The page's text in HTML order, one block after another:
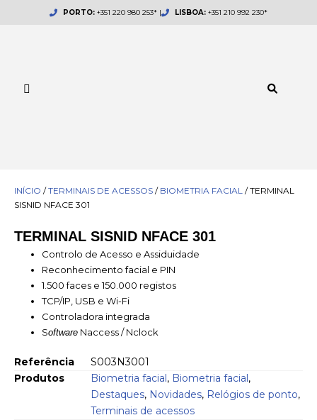
PORTO: +351 220 980 253* | LISBOA:+351 210 992 230*
INÍCIO /TERMINAIS DE ACESSOS / BIOMETRIA FACIAL / TERMINAL
SISNID NFACE 301
TERMINAL SISNID NFACE 301
Controlo de Acesso e Assiduidade
Reconhecimento facial e PIN
1.500 faces e 150.000 registos
TCP/IP, USB e Wi-Fi
Controladora integrada
Software Naccess / Nclock
Referência
S003N3001
Produtos
Biometria facial , Biometria facial ,
Destaques, Novidades, Relógios de ponto,
Terminais de acessos